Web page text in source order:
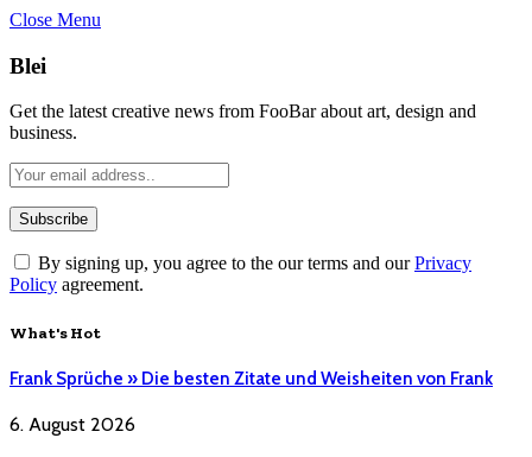
Close Menu
Blei
Get the latest creative news from FooBar about art, design and
business.
By signing up, you agree to the our terms and ourPrivacy
Policy agreement.
What's Hot
Frank Sprüche » Die besten Zitate und Weisheiten von Frank
6. August 2026